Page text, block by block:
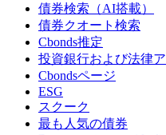
債券検索（AI搭載）
債券クオート検索
Cbonds推定
投資銀行および法律
Cbondsページ
ESG
スクーク
最も人気の債券